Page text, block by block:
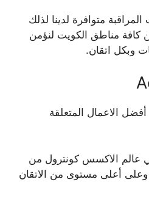
متوافرة لدينا لذلك
كافة مناطق الكويت لنؤمن
وبكل اتقان.
الاعمال المتعلقة
عالم الاكسس كونترول من
وعلى أعلى مستوى من الاتقان